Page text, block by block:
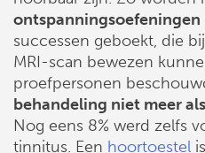
ontspanningsoefeningen
successen geboekt, die
MRI-scan bewezen
proefpersonen
behandeling niet meer
Nog eens 8% werd zelfs
tinnitus. Een hoortoestel